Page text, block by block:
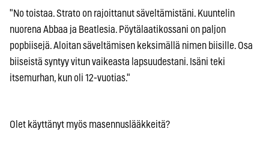
"No toistaa. Strato on rajoittanut säveltämistäni. Kuuntelin
nuorena Abbaa ja Beatlesia. Pöytälaatikossani on paljon
popbiisejä. Aloitan säveltämisen keksimällä nimen biisille. Osa
biiseistä syntyy vitun vaikeasta lapsuudestani. Isäni teki
itsemurhan, kun oli 12-vuotias."
Olet käyttänyt myös masennuslääkkeitä?